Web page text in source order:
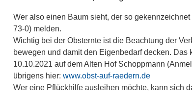
Wer also einen Baum sieht, der so
73-0) melden.
Wichtig bei der Obsternte ist die Beachtung der
bewegen und damit den Eigenbedarf decken.
10.10.2021 auf dem Alten Hof Schoppmann
übrigens hier: www.obst-auf-raedern.de
Wer eine Pflückhilfe ausleihen möchte, kann sich